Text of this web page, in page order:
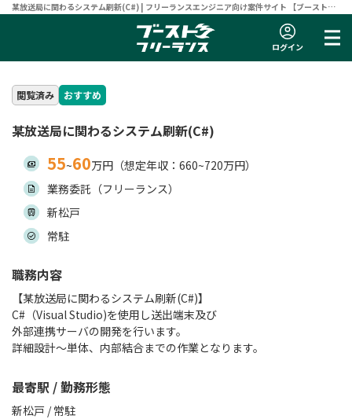
某放送局に関わるシステム刷新(C#) | フリーランスエンジニア向け案件サイト 【ブーストフ
ログイン
閲覧済み おすすめ
某放送局に関わるシステム刷新(C#)
55~60万円（想定年収：660~720万円）
業務委託（フリーランス）
新松戸
常駐
職務内容
【某放送局に関わるシステム刷新(C#)】
C#（Visual Studio)を使用し送出端末及び
外部連携サーバの開発を行います。
詳細設計～単体、内部結合までの作業となります。
最寄駅 / 勤務形態
新松戸 / 常駐